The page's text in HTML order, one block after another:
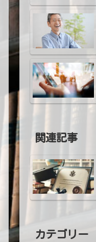
関連記事
カテゴリー